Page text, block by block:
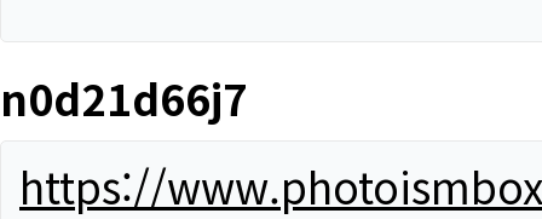
n0d21d66j7
https://